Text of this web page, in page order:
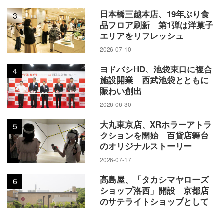
3
日本橋三越本店、19年ぶり食
品フロア刷新 第1弾は洋菓子
エリアをリフレッシュ
2026-07-10
4
ヨドバシHD、池袋東口に複合
施設開業 西武池袋とともに
賑わい創出
2026-06-30
5
大丸東京店、XRホラーアトラ
クションを開始 百貨店舞台
のオリジナルストーリー
2026-07-17
6
高島屋、「タカシマヤローズ
ショップ洛西」開設 京都店
のサテライトショップとして